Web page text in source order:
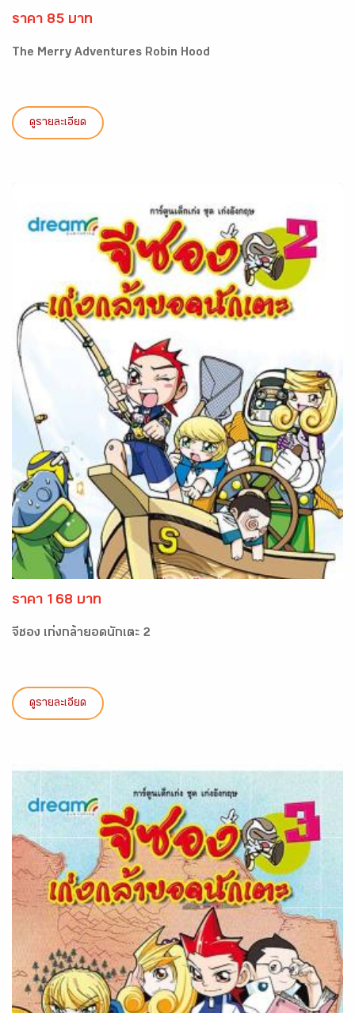
ราคา 85 บาท
The Merry Adventures Robin Hood
ดูรายละเอียด
ราคา 168 บาท
จีซอง เก่งกล้ายอดนักเตะ 2
ดูรายละเอียด